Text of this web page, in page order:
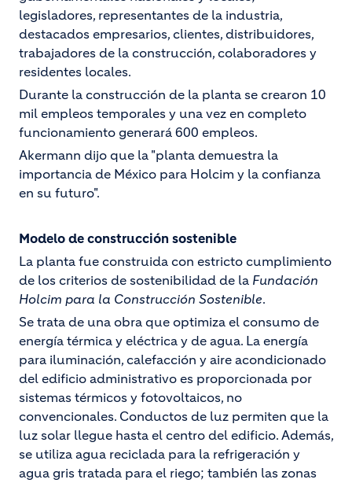
legisladores, representantes de la industria,
destacados empresarios, clientes, distribuidores,
trabajadores de la construcción, colaboradores y
residentes locales.
Durante la construcción de la planta se crearon 10
mil empleos temporales y una vez en completo
funcionamiento generará 600 empleos.
Akermann dijo que la "planta demuestra la
importancia de México para Holcim y la confianza
en su futuro".
Modelo de construcción sostenible
La planta fue construida con estricto cumplimiento
de los criterios de sostenibilidad de la Fundación
Holcim para la Construcción Sostenible.
Se trata de una obra que optimiza el consumo de
energía térmica y eléctrica y de agua. La energía
para iluminación, calefacción y aire acondicionado
del edificio administrativo es proporcionada por
sistemas térmicos y fotovoltaicos, no
convencionales. Conductos de luz permiten que la
luz solar llegue hasta el centro del edificio. Además,
se utiliza agua reciclada para la refrigeración y
agua gris tratada para el riego; también las zonas